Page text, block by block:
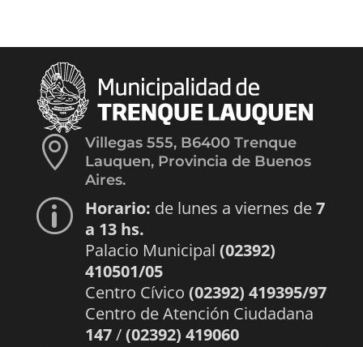

Villegas 555, B6400 Trenque
Lauquen, Provincia de Buenos
Aires.
p Horario: de lunes a viernes de7
a 13 hs.
Palacio Municipal (02392)
410501/05
Centro Cívico (02392) 419395/97
Centro de Atención Ciudadana
147/(02392) 419060